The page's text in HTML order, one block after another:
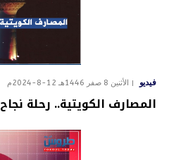
فيديو الأثنين 8 صفر 1446هـ 12-8-2024م
المصارف الكويتية.. رحلة نجاح